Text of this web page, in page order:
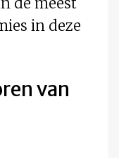
in deze
van